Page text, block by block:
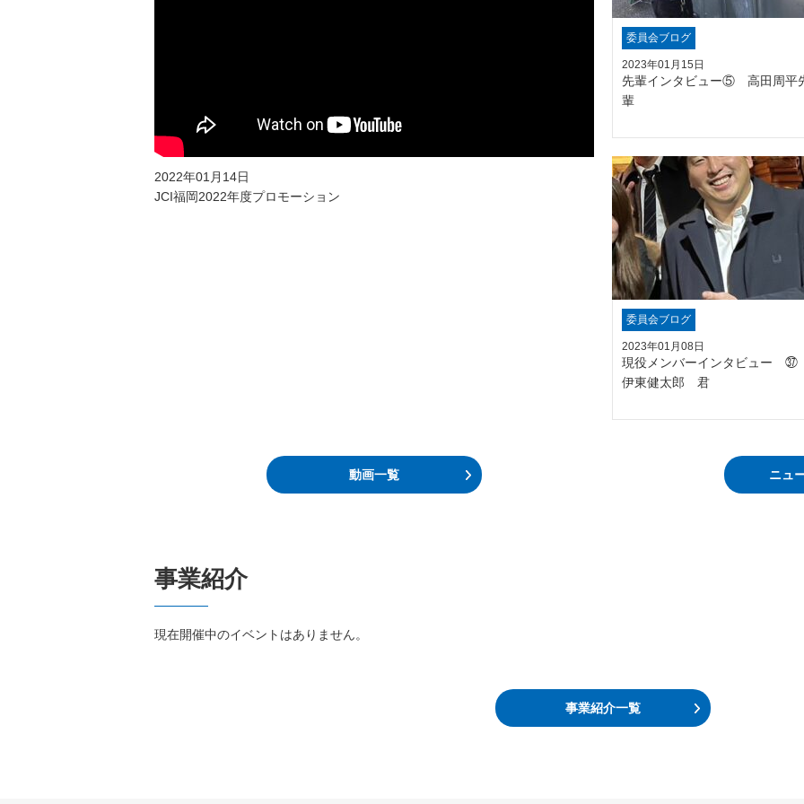
委員会ブログ
2023年01月15日
先輩インタビュー⑤ 高田周平
輩
委員会ブログ
2023年01月08日
現役メンバーインタビュー ㊲
伊東健太郎 君
ニュ
2022年01月14日
JCI福岡2022年度プロモーション
動画一覧
事業紹介
現在開催中のイベントはありません。
事業紹介一覧